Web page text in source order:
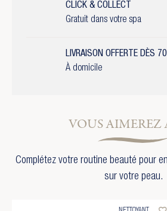
CLICK & COLLECT
Gratuit dans votre spa
LIVRAISON OFFERTE DÈS
À domicile
VOUS AIMEREZ
Complétez votre routine beauté pour
sur votre peau.